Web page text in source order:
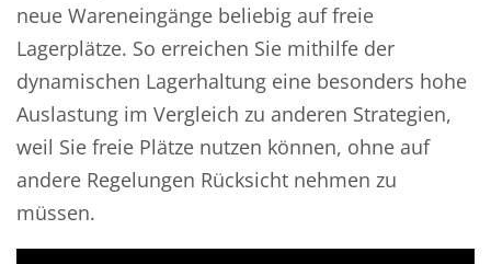
neue Wareneingänge beliebig auf freie
Lagerplätze. So erreichen Sie mithilfe der
dynamischen Lagerhaltung eine besonders hohe
Auslastung im Vergleich zu anderen Strategien,
weil Sie freie Plätze nutzen können, ohne auf
andere Regelungen Rücksicht nehmen zu
müssen.